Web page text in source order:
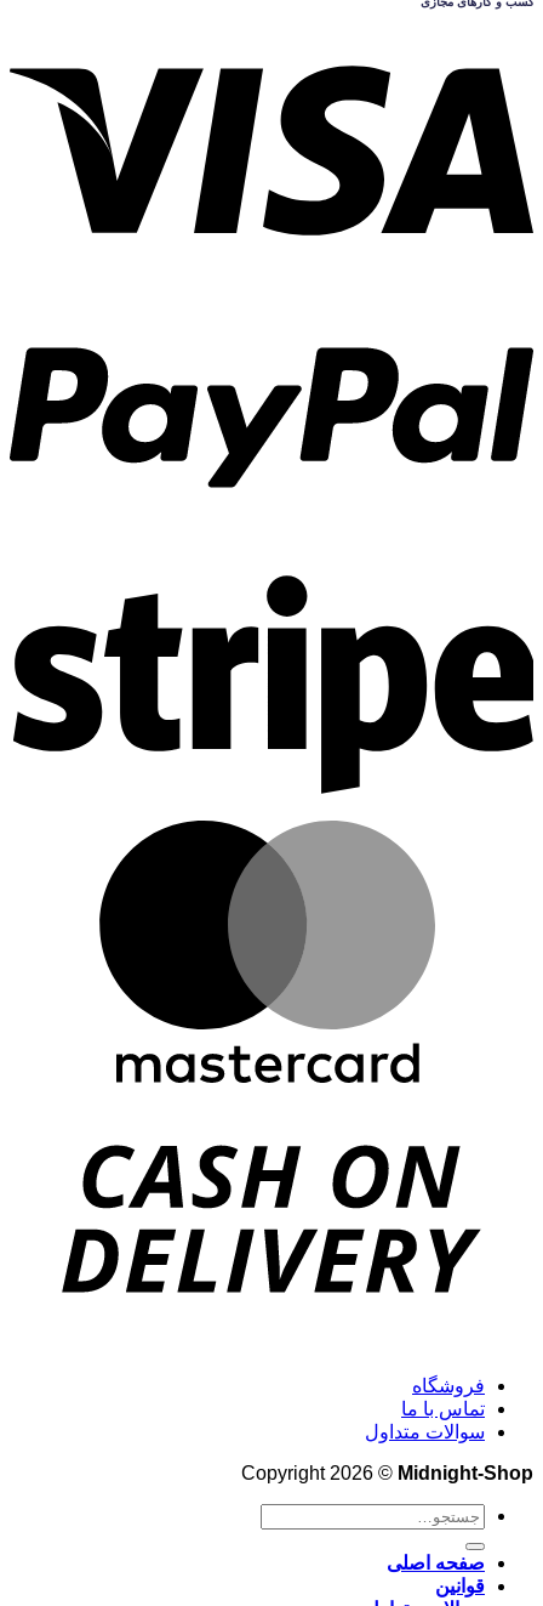
فروشگاه
تماس با ما
سوالات متداول
Copyright 2026 © Midnight-Shop
جستجو
صفحه اصلی
قوانین